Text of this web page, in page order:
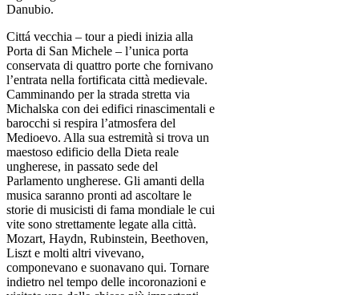
Danubio.
Cittá vecchia – tour a piedi inizia alla
Porta di San Michele – l’unica porta
conservata di quattro porte che fornivano
l’entrata nella fortificata città medievale.
Camminando per la strada stretta via
Michalska con dei edifici rinascimentali e
barocchi si respira l’atmosfera del
Medioevo. Alla sua estremità si trova un
maestoso edificio della Dieta reale
ungherese, in passato sede del
Parlamento ungherese. Gli amanti della
musica saranno pronti ad ascoltare le
storie di musicisti di fama mondiale le cui
vite sono strettamente legate alla città.
Mozart, Haydn, Rubinstein, Beethoven,
Liszt e molti altri vivevano,
componevano e suonavano qui. Tornare
indietro nel tempo delle incoronazioni e